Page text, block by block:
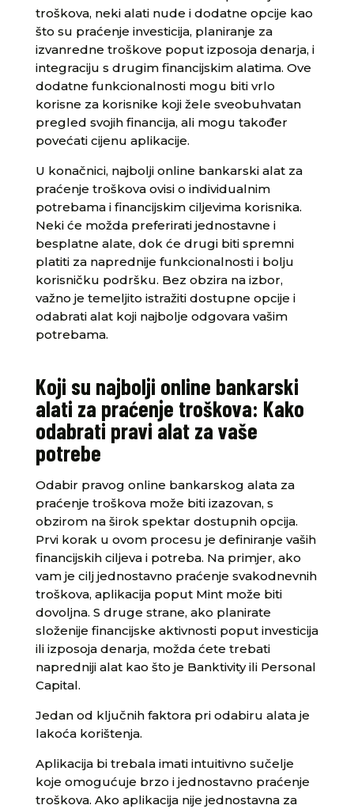
troškova, neki alati nude i dodatne opcije kao
što su praćenje investicija, planiranje za
izvanredne troškove poput izposoja denarja, i
integraciju s drugim financijskim alatima. Ove
dodatne funkcionalnosti mogu biti vrlo
korisne za korisnike koji žele sveobuhvatan
pregled svojih financija, ali mogu također
povećati cijenu aplikacije.
U konačnici, najbolji online bankarski alat za
praćenje troškova ovisi o individualnim
potrebama i financijskim ciljevima korisnika.
Neki će možda preferirati jednostavne i
besplatne alate, dok će drugi biti spremni
platiti za naprednije funkcionalnosti i bolju
korisničku podršku. Bez obzira na izbor,
važno je temeljito istražiti dostupne opcije i
odabrati alat koji najbolje odgovara vašim
potrebama.
Koji su najbolji online bankarski
alati za praćenje troškova: Kako
odabrati pravi alat za vaše
potrebe
Odabir pravog online bankarskog alata za
praćenje troškova može biti izazovan, s
obzirom na širok spektar dostupnih opcija.
Prvi korak u ovom procesu je definiranje vaših
financijskih ciljeva i potreba. Na primjer, ako
vam je cilj jednostavno praćenje svakodnevnih
troškova, aplikacija poput Mint može biti
dovoljna. S druge strane, ako planirate
složenije financijske aktivnosti poput investicija
ili izposoja denarja, možda ćete trebati
napredniji alat kao što je Banktivity ili Personal
Capital.
Jedan od ključnih faktora pri odabiru alata je
lakoća korištenja.
Aplikacija bi trebala imati intuitivno sučelje
koje omogućuje brzo i jednostavno praćenje
troškova. Ako aplikacija nije jednostavna za